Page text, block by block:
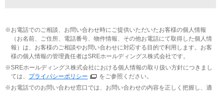
お電話でのご相談、お問い合わせ時にご提供いただいたお客様の個人情報
（お名前、ご住所、電話番号、物件情報、その他お電話にて取得した個人情
報）は、お客様のご相談やお問い合わせに対応する目的で利用します。お客
様の個人情報の管理責任者はSREホールディングス株式会社です。
SREホールディングス株式会社における個人情報の取り扱い方針につきまし
ては、 プライバシーポリシー
をご参照ください。
お電話でのお問い合わせ窓口では、お問い合わせの内容を正しく把握し、適